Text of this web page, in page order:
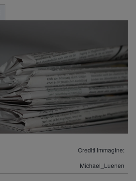
Crediti Immagine
Michael_Luenen